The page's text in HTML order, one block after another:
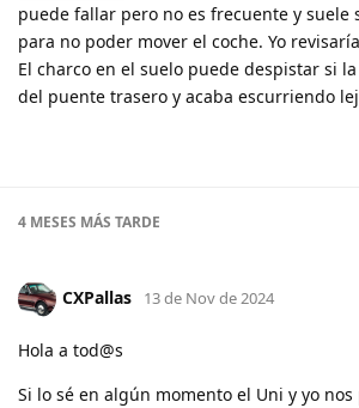
puede fallar pero no es frecuente y suele
para no poder mover el coche. Yo
El charco en el suelo puede despistar si
del puente trasero y acaba escurriendo
4 MESES MÁS TARDE
CXPallas 13 de Nov de 2024
Hola a tod@s
Si lo sé en algún momento el Uni y yo